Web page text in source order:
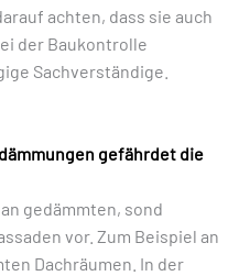
achten, dass sie auch
der Baukontrolle
Sachverständige.
gefährdet die
gedämmten, sond
vor. Zum Beispiel an
Dachräumen. In der